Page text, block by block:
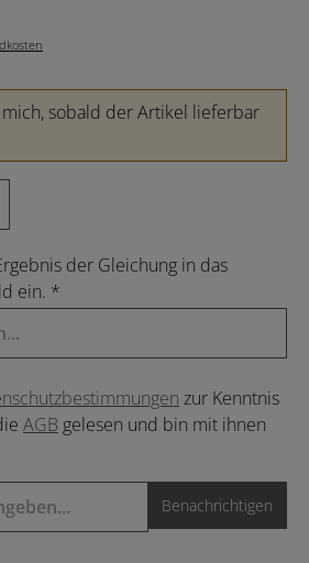
sobald der Artikel lieferbar
der Gleichung in das
ein. *
zur Kenntnis
AGB gelesen und bin mit ihnen
Benachrichtigen